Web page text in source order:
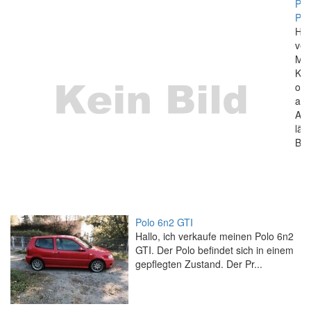
PS
Polo 6n2 GTI
Hallo, ich verkaufe meinen Polo 6n2
GTI. Der Polo befindet sich in einem
gepflegten Zustand. Der Pr...